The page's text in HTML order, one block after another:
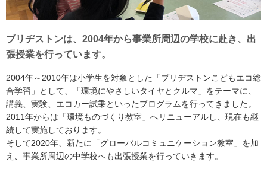
ブリヂストンは、2004年から事業所周辺の学校に赴き、出
張授業を行っています。
2004年～2010年は小学生を対象とした「ブリヂストンこどもエコ総
合学習」として、「環境にやさしいタイヤとクルマ」をテーマに、
講義、実験、エコカー試乗といったプログラムを行ってきました。
2011年からは「環境ものづくり教室」へリニューアルし、現在も継
続して実施しております。
そして2020年、新たに「グローバルコミュニケーション教室」を加
え、事業所周辺の中学校へも出張授業を行っていきます。